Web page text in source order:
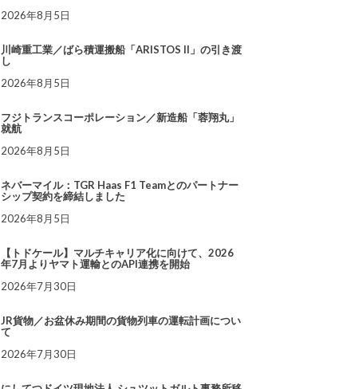
2026年8月5日
川崎重工業／ばら積運搬船「ARISTOS II」の引き渡
し
2026年8月5日
フジトランスコーポレーション／新造船「蓉翔丸」
就航
2026年8月5日
ネバーマイル：TGR Haas F1 Teamとのパートナー
シップ契約を締結しました
2026年8月5日
【トドケール】マルチキャリア化に向けて、2026
年7月よりヤマト運輸とのAPI連携を開始
2026年7月30日
JR貨物／お盆休み期間の貨物列車の運転計画につい
て
2026年7月30日